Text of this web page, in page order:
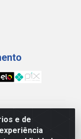
e de
LOGÍSTICA DE
- AV. DA
CAUCAIA/CE -